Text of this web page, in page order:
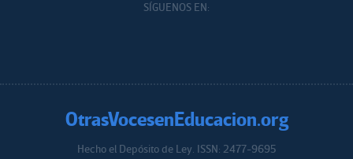
SÍGUENOS EN:
OtrasVocesenEducacion.org
Hecho el Depósito de Ley. ISSN: 2477-9695